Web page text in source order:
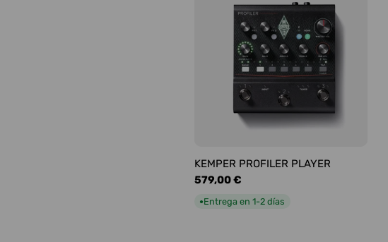
KEMPER PROFILER PLAYER
Precio
habitual
579,00 €
●Entrega en 1-2 días